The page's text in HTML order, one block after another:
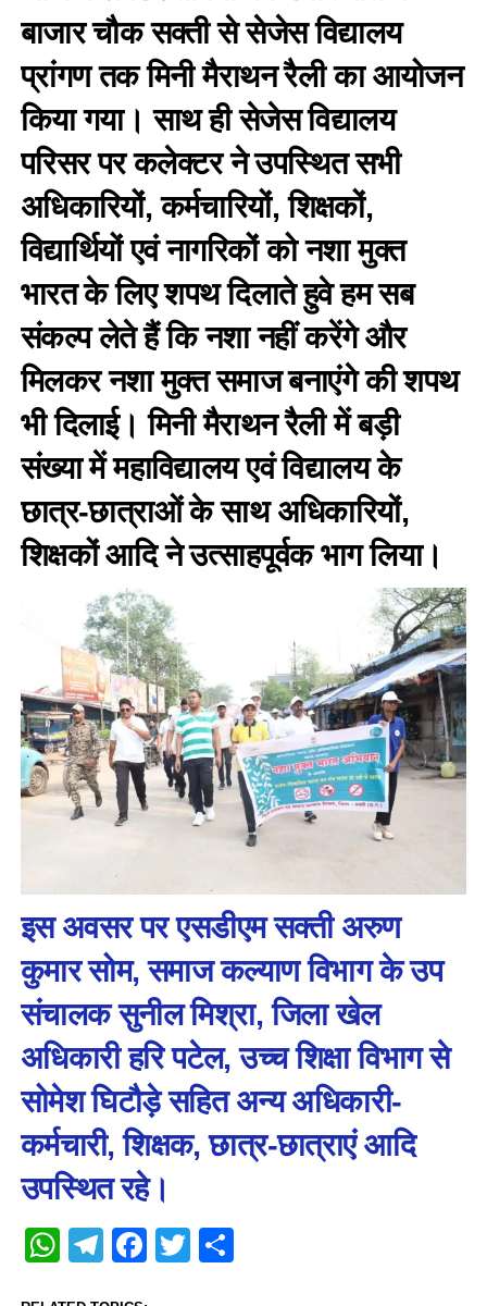
बाजार चौक सक्ती से सेजेस विद्यालय
प्रांगण तक मिनी मैराथन रैली का आयोजन
किया गया। साथ ही सेजेस विद्यालय
परिसर पर कलेक्टर ने उपस्थित सभी
अधिकारियों, कर्मचारियों, शिक्षकों,
विद्यार्थियों एवं नागरिकों को नशा मुक्त
भारत के लिए शपथ दिलाते हुवे हम सब
संकल्प लेते हैं कि नशा नहीं करेंगे और
मिलकर नशा मुक्त समाज बनाएंगे की शपथ
भी दिलाई। मिनी मैराथन रैली में बड़ी
संख्या में महाविद्यालय एवं विद्यालय के
छात्र-छात्राओं के साथ अधिकारियों,
शिक्षकों आदि ने उत्साहपूर्वक भाग लिया।
इस अवसर पर एसडीएम सक्ती अरुण
कुमार सोम, समाज कल्याण विभाग के उप
संचालक सुनील मिश्रा, जिला खेल
अधिकारी हरि पटेल, उच्च शिक्षा विभाग से
सोमेश घिटौड़े सहित अन्य अधिकारी-
कर्मचारी, शिक्षक, छात्र-छात्राएं आदि
उपस्थित रहे।
WhatsApp
Telegram
Facebook
Twitter